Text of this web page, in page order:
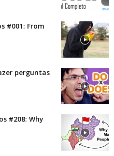
#001: From
perguntas
#208: Why